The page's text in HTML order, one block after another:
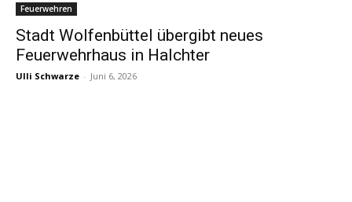
Feuerwehren
Stadt Wolfenbüttel übergibt neues
Feuerwehrhaus in Halchter
Ulli Schwarze - Juni 6, 2026